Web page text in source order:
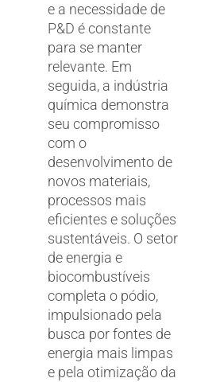
e a necessidade de
P&D é constante
para se manter
relevante. Em
seguida, a indústria
química demonstra
seu compromisso
com o
desenvolvimento de
novos materiais,
processos mais
eficientes e soluções
sustentáveis. O setor
de energia e
biocombustíveis
completa o pódio,
impulsionado pela
busca por fontes de
energia mais limpas
e pela otimização da